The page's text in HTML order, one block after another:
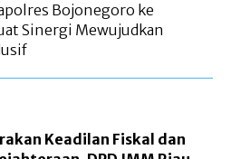
Bojonegoro ke
Sinergi Mewujudkan
Keadilan Fiskal dan